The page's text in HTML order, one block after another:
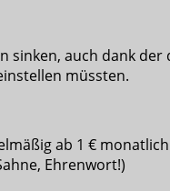
sinken, auch dank
müssten.
ab 1 € monatlich
Ehrenwort!)